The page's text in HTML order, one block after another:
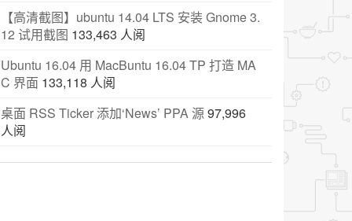
【高清截图】ubuntu 14.04 LTS 安装 Gnome 3.
12 试用截图 133,463 人阅
Ubuntu 16.04 用 MacBuntu 16.04 TP 打造 MA
C 界面 133,118 人阅
桌面 RSS Ticker 添加‘News’ PPA 源97,996
人阅